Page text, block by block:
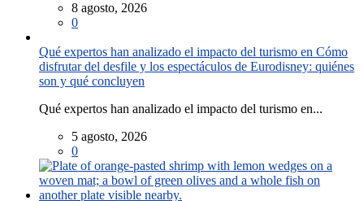
8 agosto, 2026
0
Qué expertos han analizado el impacto del turismo en Cómo
disfrutar del desfile y los espectáculos de Eurodisney: quiénes
son y qué concluyen
Qué expertos han analizado el impacto del turismo en...
5 agosto, 2026
0